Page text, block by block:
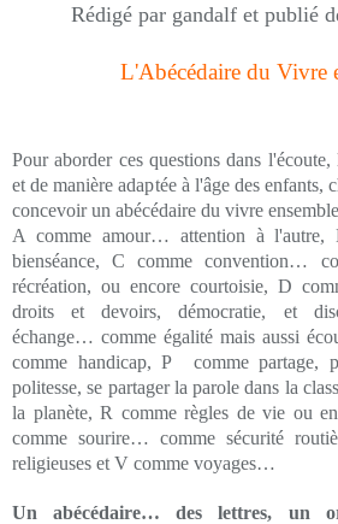
Rédigé par gandalf et publié
L'Abécédaire du Vivre
Pour aborder ces questions dans
et de manière adaptée à l'âge des enfants,
concevoir un abécédaire du vivre
A comme amour… attention à
bienséance, C comme convention…
récréation, ou encore courtoisie, D
droits et devoirs, démocratie, et
échange… comme égalité mais aussi
comme handicap, P comme partage,
politesse, se partager la parole dans la
la planète, R comme règles de vie ou
comme sourire… comme sécurité
religieuses et V comme voyages…
Un abécédaire… des lettres, un